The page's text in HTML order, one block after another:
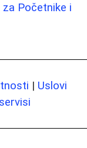
Početnike i
| Uslovi